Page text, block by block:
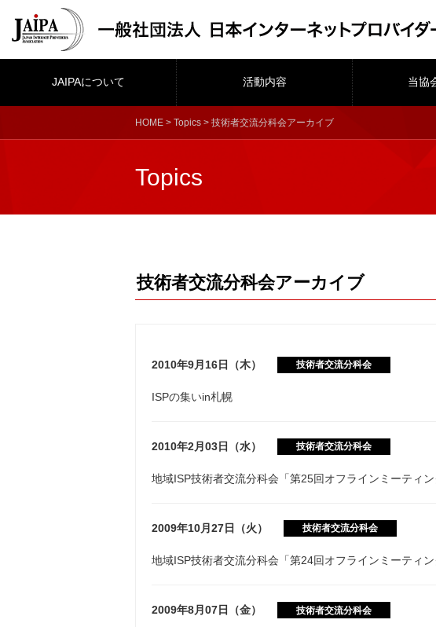
JAIPAについて 活動内容 当協
HOME > Topics > 技術者交流分科会アーカイブ
Topics
技術者交流分科会アーカイブ
2010年9月16日（木） 技術者交流分科会
ISPの集いin札幌
2010年2月03日（水） 技術者交流分科会
地域ISP技術者交流分科会「第25回オフラインミーティン
2009年10月27日（火） 技術者交流分科会
地域ISP技術者交流分科会「第24回オフラインミーティン
2009年8月07日（金） 技術者交流分科会